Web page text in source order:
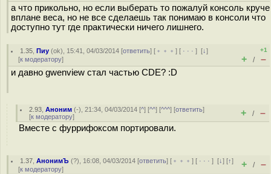
а что прикольно, но если выберать то пожалуй консоль круче
вплане веса, но не все сделаешь так понимаю в консоли что
доступно тут где практически ничего лишнего.
1.35 ,Пиу (ok), 15:41, 04/03/2014 [ответить] [ ﹢﹢﹢] [ · · ·][↓]
[к модератору]
+1
+ / –
и давно gwenview стал частью CDE? :D
2.93 ,Аноним (-), 21:34, 04/03/2014 [^] [^^] [^^^] [ответить]
[к модератору] + / –
Вместе с фуррифоксом портировали.
1.37 ,АнонимЪ (?), 16:08, 04/03/2014 [ответить] [ ﹢﹢﹢] [ · · ·][↓] [↑]
[к модератору] + / –